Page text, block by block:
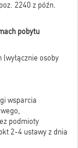
2240 z późn.
pobytu
osoby
wsparcia
podmioty
2-4 ustawy z dnia